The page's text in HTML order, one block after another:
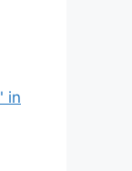
in